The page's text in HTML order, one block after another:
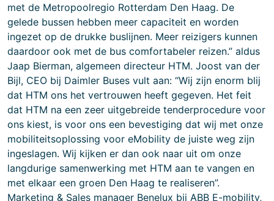
met de Metropoolregio Rotterdam Den Haag. De
gelede bussen hebben meer capaciteit en worden
ingezet op de drukke buslijnen. Meer reizigers kunnen
daardoor ook met de bus comfortabeler reizen.” aldus
Jaap Bierman, algemeen directeur HTM. Joost van der
Bijl, CEO bij Daimler Buses vult aan: “Wij zijn enorm blij
dat HTM ons het vertrouwen heeft gegeven. Het feit
dat HTM na een zeer uitgebreide tenderprocedure voor
ons kiest, is voor ons een bevestiging dat wij met onze
mobiliteitsoplossing voor eMobility de juiste weg zijn
ingeslagen. Wij kijken er dan ook naar uit om onze
langdurige samenwerking met HTM aan te vangen en
met elkaar een groen Den Haag te realiseren”.
Marketing & Sales manager Benelux bij ABB E-mobility,